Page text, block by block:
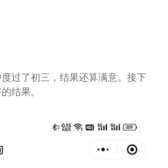
了初三，结果还算满意。接下
结果。